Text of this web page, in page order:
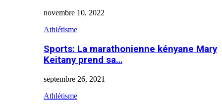
novembre 10, 2022
Athlétisme
Sports: La marathonienne kényane Mary
Keitany prend sa…
septembre 26, 2021
Athlétisme